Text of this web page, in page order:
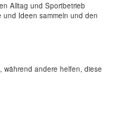
Alltag und Sportbetrieb
und Ideen sammeln und den
während andere helfen, diese